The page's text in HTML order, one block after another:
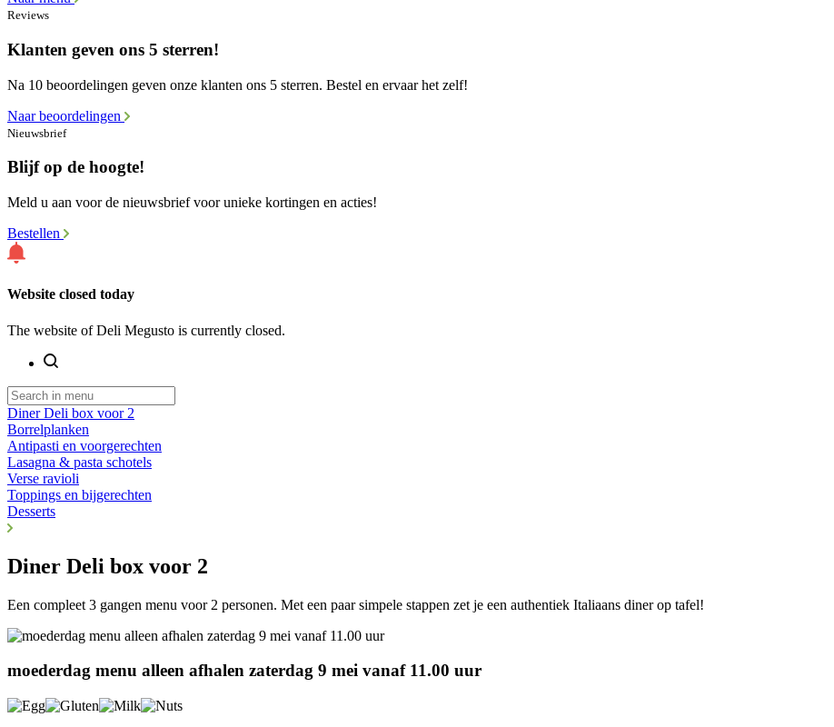
Reviews
Klanten geven ons 5 sterren!
Na 10 beoordelingen geven onze klanten ons 5 sterren. Bestel en ervaar het zelf!
Naar beoordelingen
Nieuwsbrief
Blijf op de hoogte!
Meld u aan voor de nieuwsbrief voor unieke kortingen en acties!
Bestellen
Website closed today
The website of Deli Megusto is currently closed.
Diner Deli box voor 2
Borrelplanken
Antipasti en voorgerechten
Lasagna & pasta schotels
Verse ravioli
Toppings en bijgerechten
Desserts
Diner Deli box voor 2
Een compleet 3 gangen menu voor 2 personen. Met een paar simpele stappen zet je een authentiek Italiaans diner op tafel!
moederdag menu alleen afhalen zaterdag 9 mei vanaf 11.00 uur